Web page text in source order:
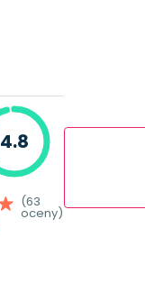
4.8
(63
oceny)